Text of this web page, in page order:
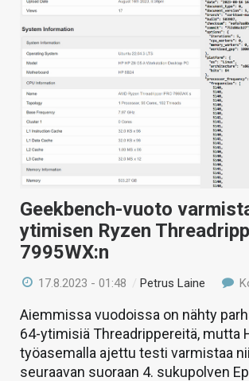
Geekbench-vuoto
ytimisen Ryzen
7995WX:n
17.8.2023 - 01:48 /Petrus Laine
Aiemmissa vuodoissa on nähty
64-ytimisiä Threadrippereitä, mutta
työasemalla ajettu testi varmistaa
seuraavan suoraan 4. sukupolven